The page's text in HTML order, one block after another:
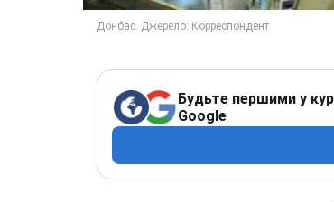
Будьте першими у
Google